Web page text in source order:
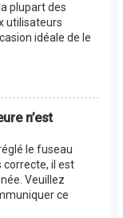
plupart des
utilisateurs
idéale de le
n’est
le fuseau
correcte, il est
Veuillez
ce